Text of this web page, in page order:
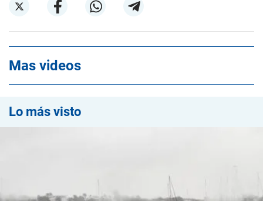
Mas videos
Lo más visto